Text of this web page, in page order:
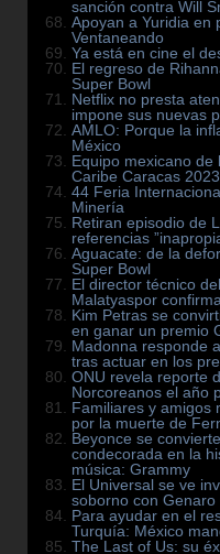
sanción contra Will
Apoyan a Yuridia en
Ventaneando
Ya está en cine el
El regreso de
Super Bowl
Netflix no presta
impone sus nuevas
AMLO: Porque la
México
Equipo mexicano
Caribe Caracas
44 Feria
Minería
Retiran episodio de
referencias
Aguacate: de la
Super Bowl
El director técnico
Malatyaspor
Kim Petras se
en ganar un premio
Madonna responde
tras actuar en los
ONU revela reporte
Norcoreanos el año
Familiares y amigos
por la muerte de
Beyonce se
condecorada en la
música: Grammy
El Universal se ve
soborno con
Para ayudar en el
Turquía: México
The Last of Us: su